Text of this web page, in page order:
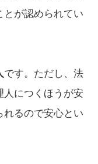
とが認められてい
です。ただし、法
人につくほうが安
れるので安心とい